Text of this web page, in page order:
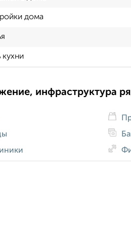
дома
инфраструктура